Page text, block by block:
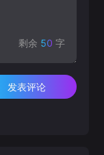
剩余 50 字
发表评论